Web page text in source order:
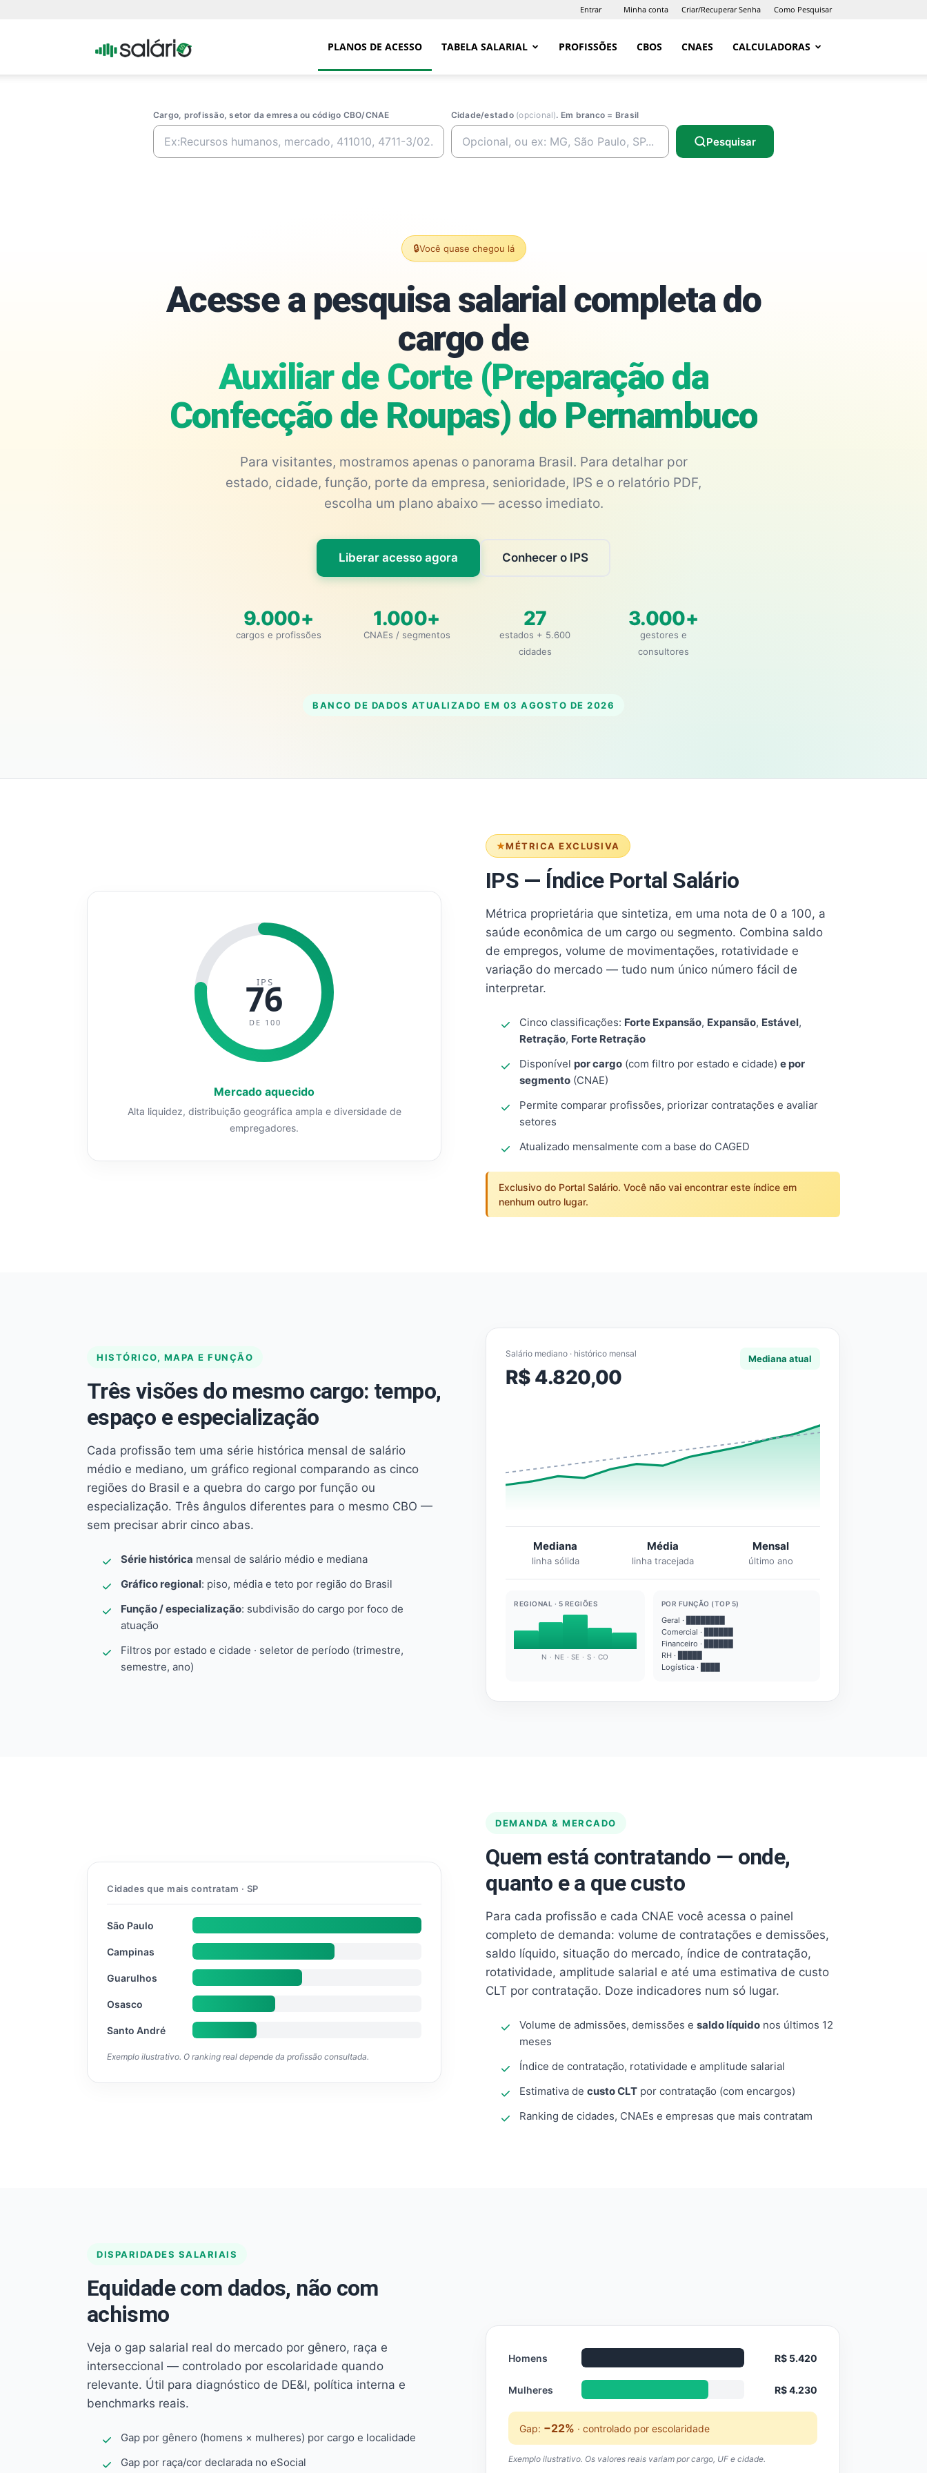
Entrar Minha conta Criar/Recuperar Senha Como Pesquisar
Portal PLANOS DE ACESSO TABELA SALARIAL PROFISSÕES CBOS CNAES CALCULADORAS
Cargo, profissão, setor da emresa ou código CBO/CNAE Cidade/estado (opcional). Em branco = Brasil
Pesquisar
🔒Você quase chegou lá
Acesse a pesquisa salarial completa do
cargo de
Auxiliar de Corte (Preparação da
Confecção de Roupas) do Pernambuco
Para visitantes, mostramos apenas o panorama Brasil. Para detalhar por
estado, cidade, função, porte da empresa, senioridade, IPS e o relatório PDF,
escolha um plano abaixo — acesso imediato.
Liberar acesso agora Conhecer o IPS
9.000+
cargos e profissões
1.000+
CNAEs / segmentos
27
estados + 5.600
cidades
3.000+
gestores e
consultores
BANCO DE DADOS ATUALIZADO EM 03 AGOSTO DE 2026
MÉTRICA EXCLUSIVA
IPS — Índice Portal Salário
Métrica proprietária que sintetiza, em uma nota de 0 a 100, a
saúde econômica de um cargo ou segmento. Combina saldo
de empregos, volume de movimentações, rotatividade e
variação do mercado — tudo num único número fácil de
interpretar.
Cinco classificações: Forte Expansão, Expansão, Estável,
Retração, Forte Retração
Disponível por cargo (com filtro por estado e cidade) e por
segmento (CNAE)
Permite comparar profissões, priorizar contratações e avaliar
setores
Atualizado mensalmente com a base do CAGED
Exclusivo do Portal Salário. Você não vai encontrar este índice em
nenhum outro lugar.
IPS
76
DE 100
Mercado aquecido
Alta liquidez, distribuição geográfica ampla e diversidade de
empregadores.
HISTÓRICO, MAPA E FUNÇÃO
Três visões do mesmo cargo: tempo,
espaço e especialização
Cada profissão tem uma série histórica mensal de salário
médio e mediano, um gráfico regional comparando as cinco
regiões do Brasil e a quebra do cargo por função ou
especialização. Três ângulos diferentes para o mesmo CBO —
sem precisar abrir cinco abas.
Série histórica mensal de salário médio e mediana
Gráfico regional: piso, média e teto por região do Brasil
Função / especialização: subdivisão do cargo por foco de
atuação
Filtros por estado e cidade · seletor de período (trimestre,
semestre, ano)
Salário mediano · histórico mensal
R$ 4.820,00
Mediana atual
Mediana
linha sólida
Média
linha tracejada
Mensal
último ano
REGIONAL · 5 REGIÕES
N · NE · SE · S · CO
POR FUNÇÃO (TOP 5)
Geral · ████████
Comercial · ██████
Financeiro · ██████
RH · █████
Logística · ████
DEMANDA & MERCADO
Quem está contratando — onde,
quanto e a que custo
Para cada profissão e cada CNAE você acessa o painel
completo de demanda: volume de contratações e demissões,
saldo líquido, situação do mercado, índice de contratação,
rotatividade, amplitude salarial e até uma estimativa de custo
CLT por contratação. Doze indicadores num só lugar.
Volume de admissões, demissões e saldo líquido nos últimos 12
meses
Índice de contratação, rotatividade e amplitude salarial
Estimativa de custo CLT por contratação (com encargos)
Ranking de cidades, CNAEs e empresas que mais contratam
Cidades que mais contratam · SP
São Paulo
Campinas
Guarulhos
Osasco
Santo André
Exemplo ilustrativo. O ranking real depende da profissão consultada.
DISPARIDADES SALARIAIS
Equidade com dados, não com
achismo
Veja o gap salarial real do mercado por gênero, raça e
interseccional — controlado por escolaridade quando
relevante. Útil para diagnóstico de DE&I, política interna e
benchmarks reais.
Gap por gênero (homens × mulheres) por cargo e localidade
Gap por raça/cor declarada no eSocial
Homens R$ 5.420
Mulheres R$ 4.230
Gap: −22% · controlado por escolaridade
Exemplo ilustrativo. Os valores reais variam por cargo, UF e cidade.